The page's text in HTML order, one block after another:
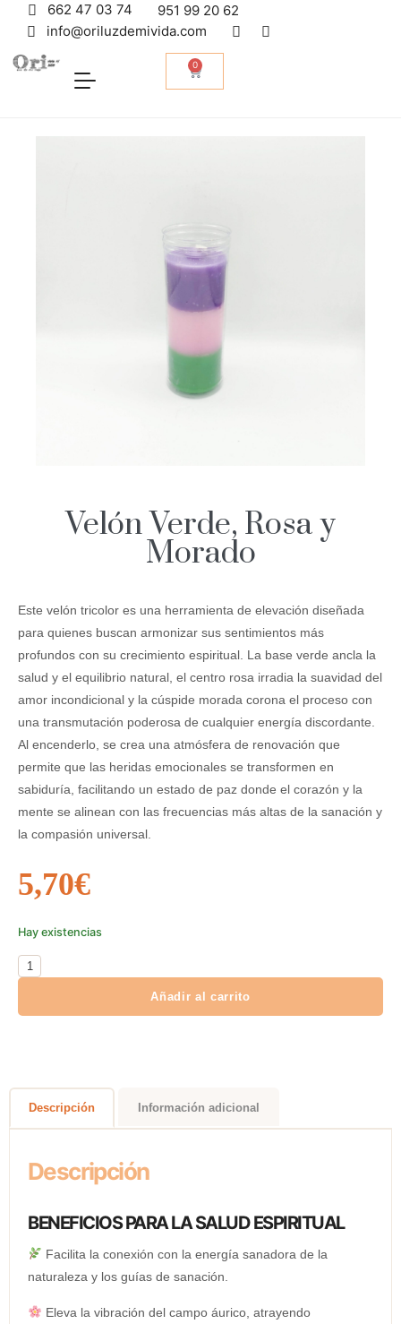
662 47 03 74
951 99 20 62
info@oriluzdemivida.com
0
Velón Verde, Rosa y
Morado
Este velón tricolor es una herramienta de elevación diseñada
para quienes buscan armonizar sus sentimientos más
profundos con su crecimiento espiritual. La base verde ancla la
salud y el equilibrio natural, el centro rosa irradia la suavidad del
amor incondicional y la cúspide morada corona el proceso con
una transmutación poderosa de cualquier energía discordante.
Al encenderlo, se crea una atmósfera de renovación que
permite que las heridas emocionales se transformen en
sabiduría, facilitando un estado de paz donde el corazón y la
mente se alinean con las frecuencias más altas de la sanación y
la compasión universal.
5,70€
Hay existencias
Añadir al carrito
Descripción Información adicional
Descripción
BENEFICIOS PARA LA SALUD ESPIRITUAL
Facilita la conexión con la energía sanadora de la
naturaleza y los guías de sanación.
Eleva la vibración del campo áurico, atrayendo